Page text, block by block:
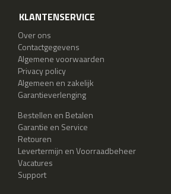
KLANTENSERVICE
Over ons
Contactgegevens
Algemene voorwaarden
Privacy policy
Algemeen en zakelijk
Garantieverlenging
Bestellen en Betalen
Garantie en Service
Retouren
Levertermijn en Voorraadbeheer
Vacatures
Support